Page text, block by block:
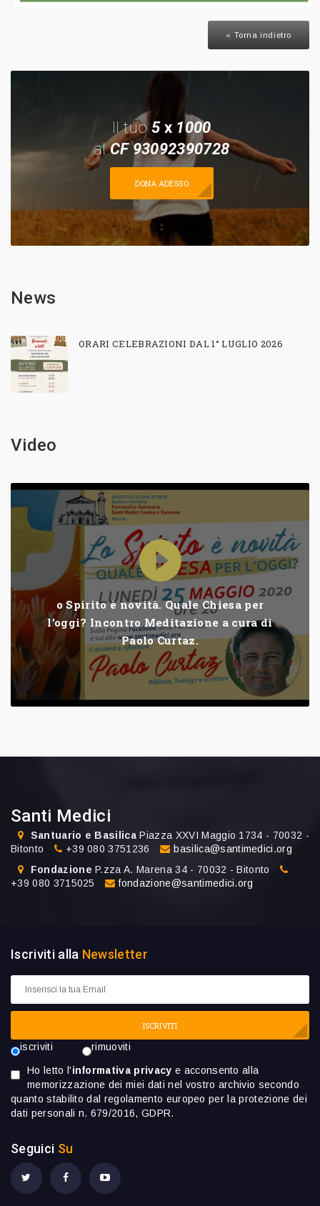
« Torna indietro
Il tuo 5x 1000
alCF 93092390728
DONA ADESSO
News
ORARI CELEBRAZIONI DAL 1° LUGLIO 2026
Video
o Spirito è novità. Quale Chiesa per
l'oggi? Incontro Meditazione a cura di
Paolo Curtaz.
Santi Medici
Santuario e Basilica Piazza XXVI Maggio 1734 - 70032 -
Bitonto
+39 080 3751236
basilica@santimedici.org
Fondazione P.zza A. Marena 34 - 70032 - Bitonto
+39 080 3715025
fondazione@santimedici.org
Iscriviti alla Newsletter
ISCRIVITI
iscriviti rimuoviti
Ho letto l'informativa privacy e acconsento alla
memorizzazione dei miei dati nel vostro archivio secondo
quanto stabilito dal regolamento europeo per la protezione dei
dati personali n. 679/2016, GDPR.
Seguici Su